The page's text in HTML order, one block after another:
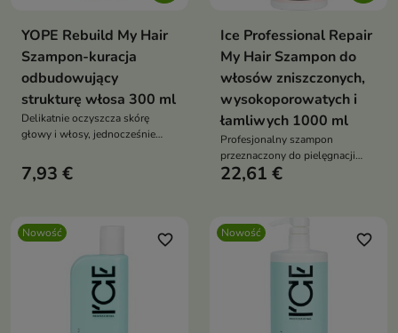
YOPE Rebuild My Hair
Szampon-kuracja
odbudowujący
strukturę włosa 300 ml
Delikatnie oczyszcza skórę
głowy i włosy, jednocześnie
pielęgnujących, które wspierają
regenerację i ochronę włókna
7,93 €
Ice Professional Repair
My Hair Szampon do
włosów zniszczonych,
wysokoporowatych i
łamliwych 1000 ml
Profesjonalny szampon
przeznaczony do pielęgnacji
włosów osłabionych,
22,61 €
Nowość favorite_border Nowość favorite_border